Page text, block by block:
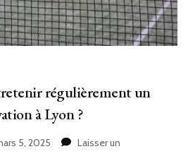
régulièrement un
à Lyon ?
5, 2025
Laisser un